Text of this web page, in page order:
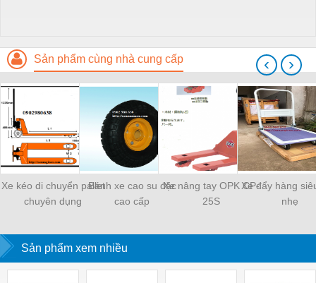
Sản phẩm cùng nhà cung cấp
Xe kéo di chuyển pallet
chuyên dụng
Bánh xe cao su đặc
cao cấp
Xe nâng tay OPK CP-
25S
Xe đẩy hàng
nhẹ
‹ ›
Sản phẩm xem nhiều